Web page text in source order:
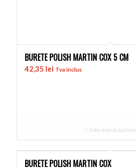
BURETE POLISH MARTIN COX 5 CM
42,35 lei Tva inclus
Selectează opțiuni
BURETE POLISH MARTIN COX